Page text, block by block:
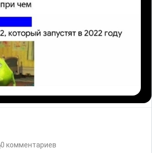
0 комментариев